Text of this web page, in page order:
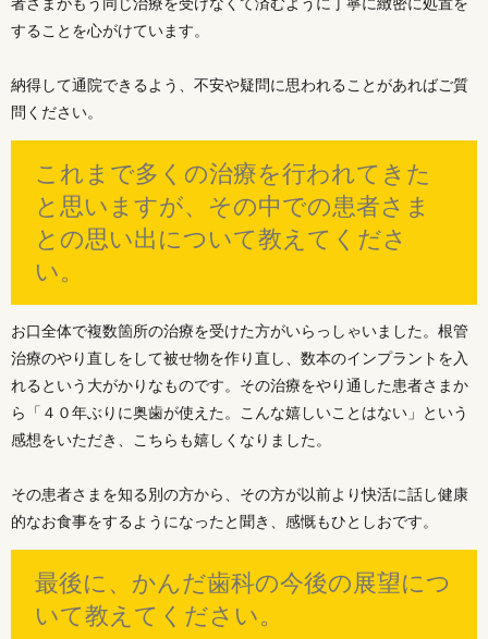
することを心がけています。
納得して通院できるよう、不安や疑問に思われることがあればご質
問ください。
これまで多くの治療を行われてきた
と思いますが、その中での患者さま
との思い出について教えてくださ
い。
お口全体で複数箇所の治療を受けた方がいらっしゃいました。根管
治療のやり直しをして被せ物を作り直し、数本のインプラントを入
れるという大がかりなものです。その治療をやり通した患者さまか
ら「４０年ぶりに奥歯が使えた。こんな嬉しいことはない」という
感想をいただき、こちらも嬉しくなりました。
その患者さまを知る別の方から、その方が以前より快活に話し健康
的なお食事をするようになったと聞き、感慨もひとしおです。
最後に、かんだ歯科の今後の展望につ
いて教えてください。